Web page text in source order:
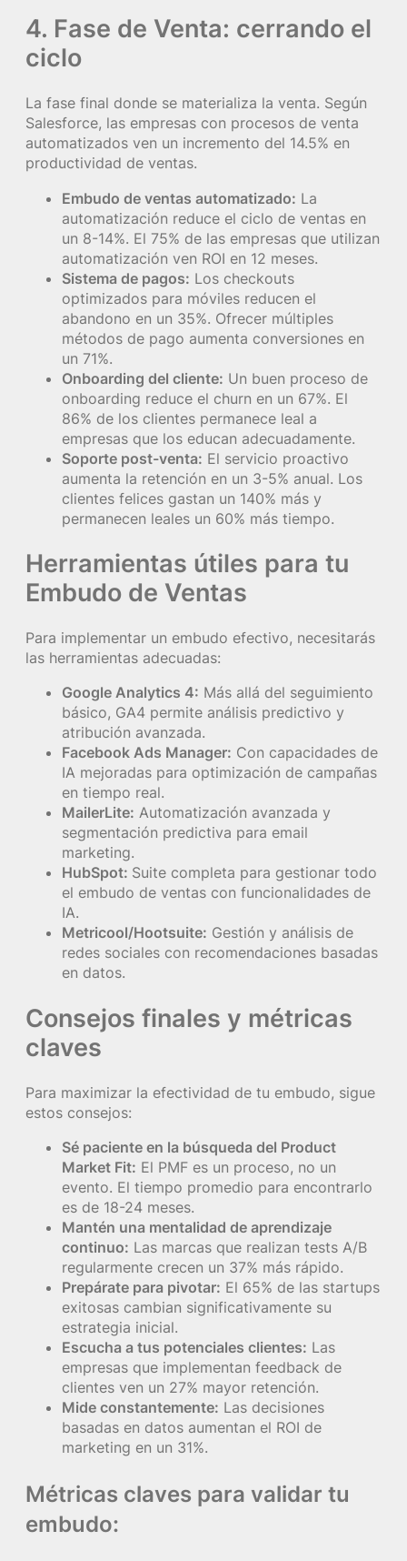
4. Fase de Venta: cerrando el
ciclo
La fase final donde se materializa la venta. Según
Salesforce, las empresas con procesos de venta
automatizados ven un incremento del 14.5% en
productividad de ventas.
Embudo de ventas automatizado: La
automatización reduce el ciclo de ventas en
un 8-14%. El 75% de las empresas que utilizan
automatización ven ROI en 12 meses.
Sistema de pagos: Los checkouts
optimizados para móviles reducen el
abandono en un 35%. Ofrecer múltiples
métodos de pago aumenta conversiones en
un 71%.
Onboarding del cliente: Un buen proceso de
onboarding reduce el churn en un 67%. El
86% de los clientes permanece leal a
empresas que los educan adecuadamente.
Soporte post-venta: El servicio proactivo
aumenta la retención en un 3-5% anual. Los
clientes felices gastan un 140% más y
permanecen leales un 60% más tiempo.
Herramientas útiles para tu
Embudo de Ventas
Para implementar un embudo efectivo, necesitarás
las herramientas adecuadas:
Google Analytics 4: Más allá del seguimiento
básico, GA4 permite análisis predictivo y
atribución avanzada.
Facebook Ads Manager: Con capacidades de
IA mejoradas para optimización de campañas
en tiempo real.
MailerLite: Automatización avanzada y
segmentación predictiva para email
marketing.
HubSpot: Suite completa para gestionar todo
el embudo de ventas con funcionalidades de
IA.
Metricool/Hootsuite: Gestión y análisis de
redes sociales con recomendaciones basadas
en datos.
Consejos finales y métricas
claves
Para maximizar la efectividad de tu embudo, sigue
estos consejos:
Sé paciente en la búsqueda del Product
Market Fit: El PMF es un proceso, no un
evento. El tiempo promedio para encontrarlo
es de 18-24 meses.
Mantén una mentalidad de aprendizaje
continuo: Las marcas que realizan tests A/B
regularmente crecen un 37% más rápido.
Prepárate para pivotar: El 65% de las startups
exitosas cambian significativamente su
estrategia inicial.
Escucha a tus potenciales clientes: Las
empresas que implementan feedback de
clientes ven un 27% mayor retención.
Mide constantemente: Las decisiones
basadas en datos aumentan el ROI de
marketing en un 31%.
Métricas claves para validar tu
embudo: